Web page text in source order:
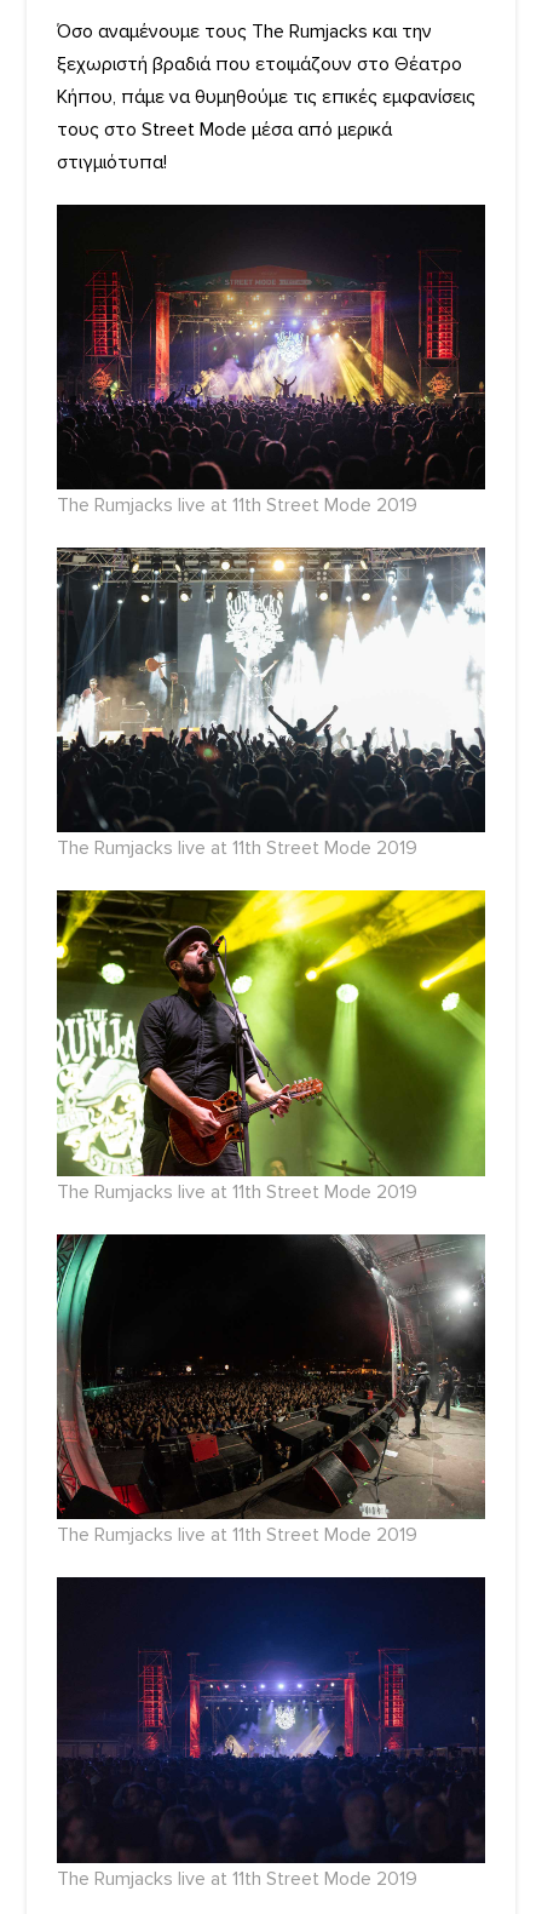
Όσο αναμένουμε τους The Rumjacks και την
ξεχωριστή βραδιά που ετοιμάζουν στο Θέατρο
Κήπου, πάμε να θυμηθούμε τις επικές εμφανίσεις
τους στο Street Mode μέσα από μερικά
στιγμιότυπα!
The Rumjacks live at 11th Street Mode 2019
The Rumjacks live at 11th Street Mode 2019
The Rumjacks live at 11th Street Mode 2019
The Rumjacks live at 11th Street Mode 2019
The Rumjacks live at 11th Street Mode 2019